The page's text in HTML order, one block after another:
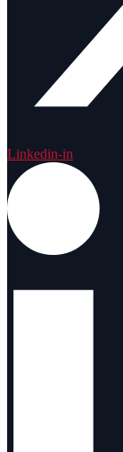
Linkedin-in